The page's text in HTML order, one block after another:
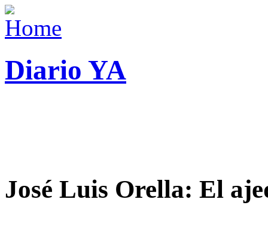
Diario YA
José Luis Orella: El